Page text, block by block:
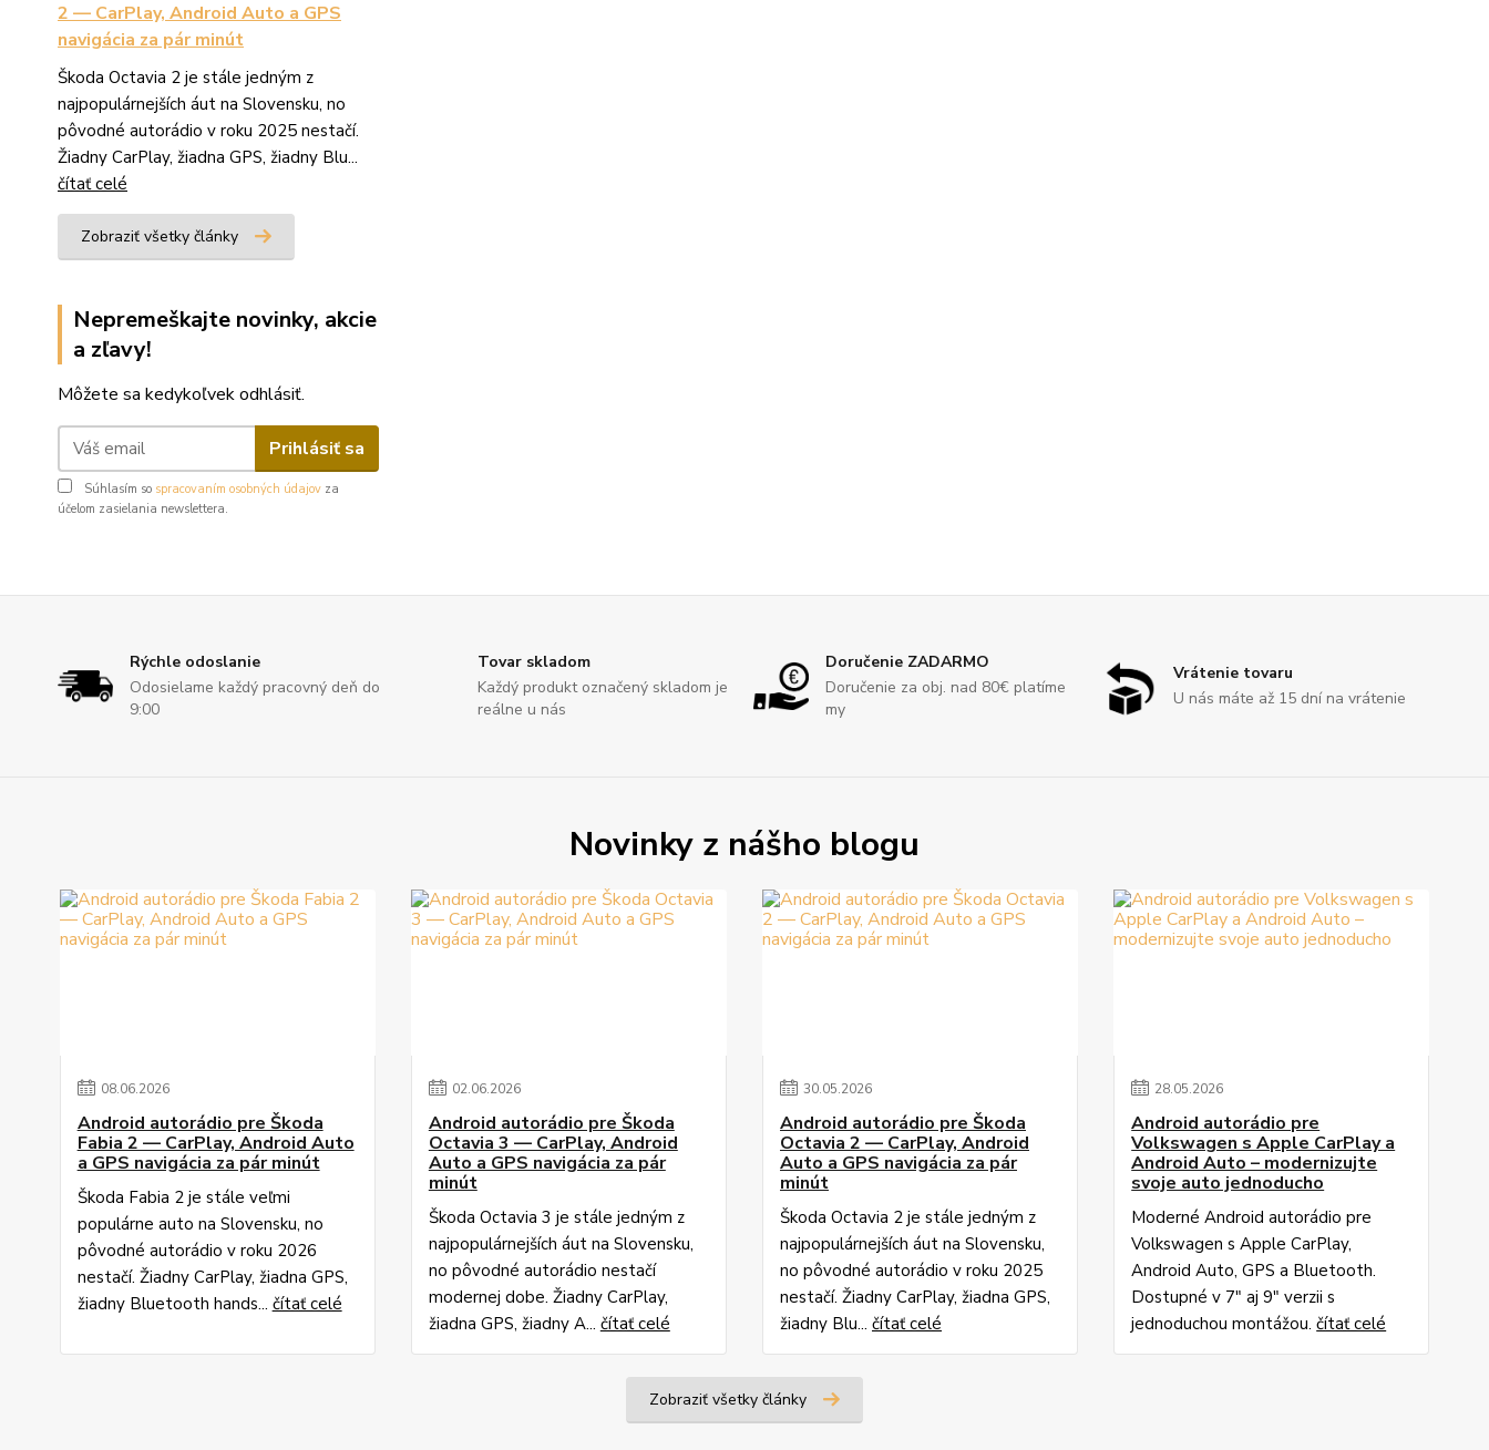
2 — CarPlay, Android Auto a GPS
navigácia za pár minút
Škoda Octavia 2 je stále jedným z
najpopulárnejších áut na Slovensku, no
pôvodné autorádio v roku 2025 nestačí.
Žiadny CarPlay, žiadna GPS, žiadny Blu...
čítať celé
Zobraziť všetky články
Nepremeškajte novinky, akcie
a zľavy!
Môžete sa kedykoľvek odhlásiť.
Prihlásiť sa
Súhlasím so spracovaním osobných údajov za
účelom zasielania newslettera.
Rýchle odoslanie
Odosielame každý pracovný deň do
9:00
Tovar skladom
Každý produkt označený skladom je
reálne u nás
Doručenie ZADARMO
Doručenie za obj. nad 80€ platíme
my
Vrátenie tovaru
U nás máte až 15 dní na vrátenie
Novinky z nášho blogu
08.06.2026
Android autorádio pre Škoda
Fabia 2 — CarPlay, Android Auto
a GPS navigácia za pár minút
Škoda Fabia 2 je stále veľmi
populárne auto na Slovensku, no
pôvodné autorádio v roku 2026
nestačí. Žiadny CarPlay, žiadna GPS,
žiadny Bluetooth hands... čítať celé
02.06.2026
Android autorádio pre Škoda
Octavia 3 — CarPlay, Android
Auto a GPS navigácia za pár
minút
Škoda Octavia 3 je stále jedným z
najpopulárnejších áut na Slovensku,
no pôvodné autorádio nestačí
modernej dobe. Žiadny CarPlay,
žiadna GPS, žiadny A... čítať celé
30.05.2026
Android autorádio pre Škoda
Octavia 2 — CarPlay, Android
Auto a GPS navigácia za pár
minút
Škoda Octavia 2 je stále jedným z
najpopulárnejších áut na Slovensku,
no pôvodné autorádio v roku 2025
nestačí. Žiadny CarPlay, žiadna GPS,
žiadny Blu... čítať celé
28.05.2026
Android autorádio pre
Volkswagen s Apple CarPlay a
Android Auto – modernizujte
svoje auto jednoducho
Moderné Android autorádio pre
Volkswagen s Apple CarPlay,
Android Auto, GPS a Bluetooth.
Dostupné v 7" aj 9" verzii s
jednoduchou montážou.čítať celé
Zobraziť všetky články